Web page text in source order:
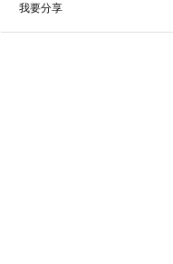
我要分享